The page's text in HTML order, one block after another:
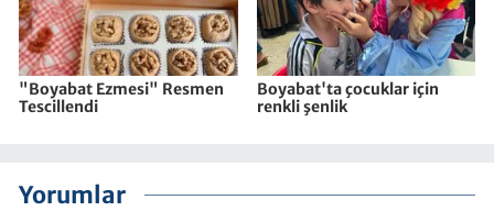
"Boyabat Ezmesi" Resmen
Tescillendi
Boyabat'ta çocuklar için
renkli şenlik
Yorumlar